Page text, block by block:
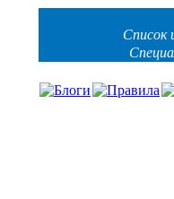
Список